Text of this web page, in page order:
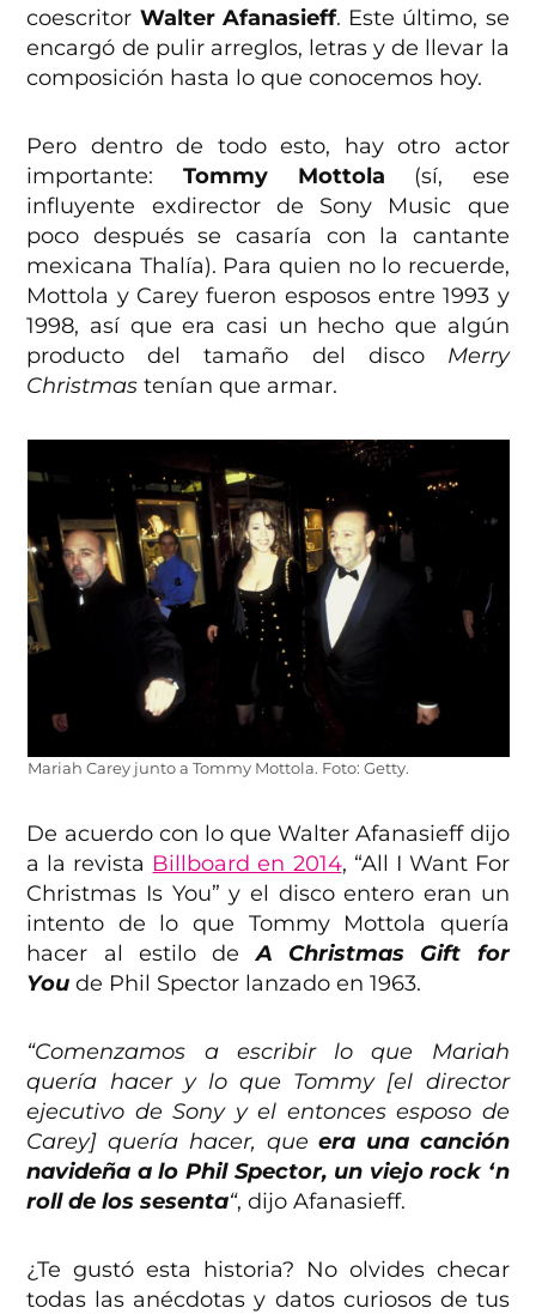
coescritor Walter Afanasieff. Este último, se
encargó de pulir arreglos, letras y de llevar la
composición hasta lo que conocemos hoy.
Pero dentro de todo esto, hay otro actor
importante: Tommy Mottola (sí, ese
influyente exdirector de Sony Music que
poco después se casaría con la cantante
mexicana Thalía). Para quien no lo recuerde,
Mottola y Carey fueron esposos entre 1993 y
1998, así que era casi un hecho que algún
producto del tamaño del disco Merry
Christmas tenían que armar.
Mariah Carey junto a Tommy Mottola. Foto: Getty.
De acuerdo con lo que Walter Afanasieff dijo
a la revista Billboard en 2014, “All I Want For
Christmas Is You” y el disco entero eran un
intento de lo que Tommy Mottola quería
hacer al estilo deA Christmas Gift for
Youde Phil Spector lanzado en 1963.
“Comenzamos a escribir lo que Mariah
quería hacer y lo que Tommy [el director
ejecutivo de Sony y el entonces esposo de
Carey] quería hacer, queera una canción
navideña a lo Phil Spector, un viejo rock ‘n
roll de los sesenta“, dijo Afanasieff.
¿Te gustó esta historia? No olvides checar
todas las anécdotas y datos curiosos de tus